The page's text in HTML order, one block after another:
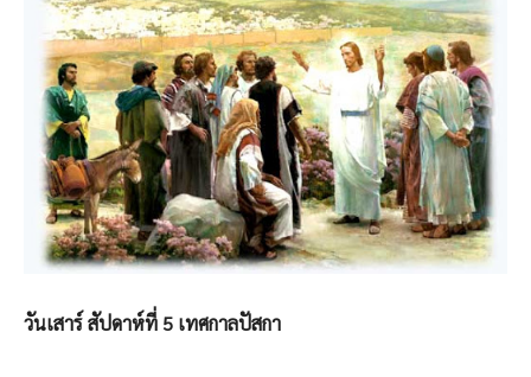
วันเสาร์ สัปดาห์ที่ 5 เทศกาลปัสกา